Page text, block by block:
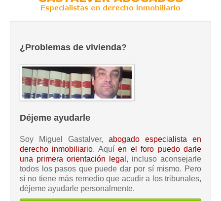
¿Problemas de vivienda?
Déjeme ayudarle
Soy Miguel Gastalver, abogado especialista en
derecho inmobiliario. Aquíen el foro puedo darle
una primera orientación legal , incluso aconsejarle
todos los pasos que puede dar por sí mismo. Pero
si no tiene más remedio que acudir a los tribunales,
déjeme ayudarle personalmente.